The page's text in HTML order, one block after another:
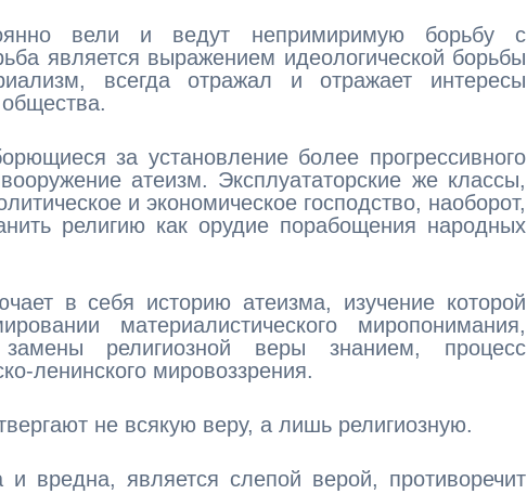
вели и ведут непримиримую борьбу с
является выражением идеологической борьбы
всегда отражал и отражает интересы
за установление более прогрессивного
атеизм. Эксплуататорские же классы,
и экономическое господство, наоборот,
религию как орудие порабощения народных
в себя историю атеизма, изучение которой
материалистического миропонимания,
замены религиозной веры знанием, процесс
ленинского мировоззрения.
не всякую веру, а лишь религиозную.
и вредна, является слепой верой, противоречит